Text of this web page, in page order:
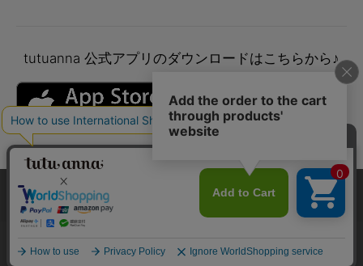
tutuanna 公式アプリのダウンロードはこちらから♪
本サイトでは、より快適にご利用いただけるようCookieを利用し
ています。詳細については
プライバシポリシー
をご確認くださ
い。
承諾する